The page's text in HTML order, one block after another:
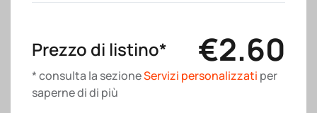
Prezzo di listino* €2.60
* consulta la sezioneServizi personalizzati per
saperne di di più